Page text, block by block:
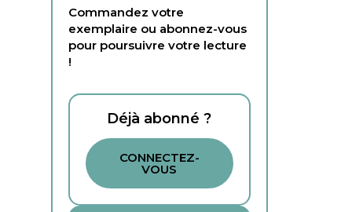
Commandez votre
exemplaire ou abonnez-vous
pour poursuivre votre lecture
!
Déjà abonné ?
CONNECTEZ-
VOUS